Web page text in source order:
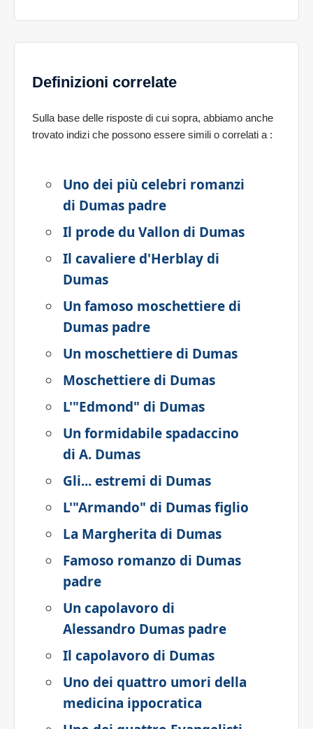
Definizioni correlate
Sulla base delle risposte di cui sopra, abbiamo anche
trovato indizi che possono essere simili o correlati a :
Uno dei più celebri romanzi
di Dumas padre
Il prode du Vallon di Dumas
Il cavaliere d'Herblay di
Dumas
Un famoso moschettiere di
Dumas padre
Un moschettiere di Dumas
Moschettiere di Dumas
L'"Edmond" di Dumas
Un formidabile spadaccino
di A. Dumas
Gli... estremi di Dumas
L'"Armando" di Dumas figlio
La Margherita di Dumas
Famoso romanzo di Dumas
padre
Un capolavoro di
Alessandro Dumas padre
Il capolavoro di Dumas
Uno dei quattro umori della
medicina ippocratica